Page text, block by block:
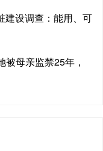
建设调查：能用、可
母亲监禁25年，